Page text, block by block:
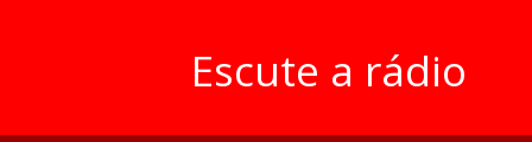
Escute a rádio